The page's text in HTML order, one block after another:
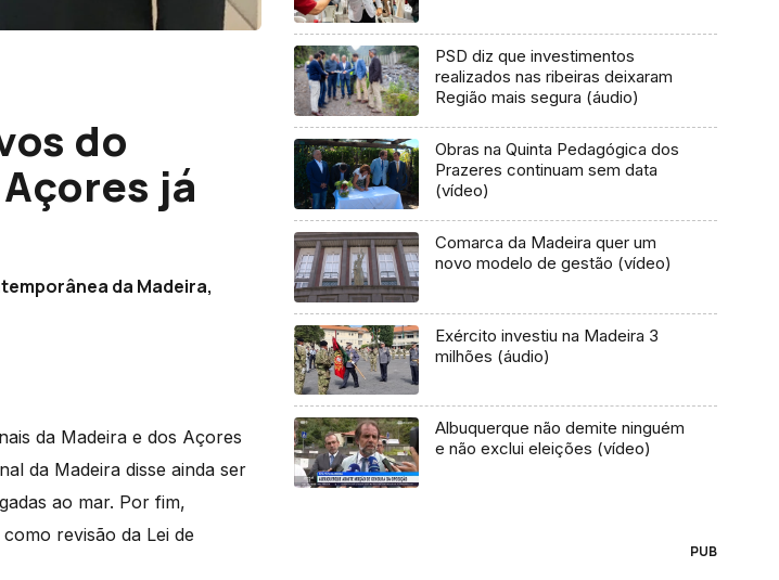
do
já
da Madeira,
da Madeira e dos Açores
da Madeira disse ainda ser
ao mar. Por fim,
revisão da Lei de
PSD diz que investimentos
realizados nas ribeiras deixaram
Região mais segura (áudio)
Obras na Quinta Pedagógica dos
Prazeres continuam sem data
(vídeo)
Comarca da Madeira quer um
novo modelo de gestão (vídeo)
Exército investiu na Madeira 3
milhões (áudio)
Albuquerque não demite ninguém
e não exclui eleições (vídeo)
PUB